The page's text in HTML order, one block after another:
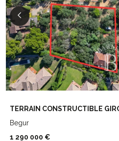
TERRAIN CONSTRUCTIBLE
Begur
1 290 000 €